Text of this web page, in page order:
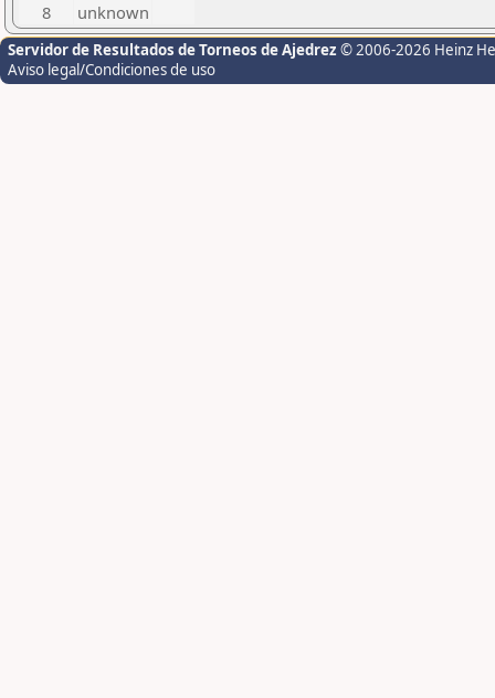
8
unknown
Servidor de Resultados de Torneos de Ajedrez © 2006-2026 Heinz
Aviso legal/Condiciones de uso